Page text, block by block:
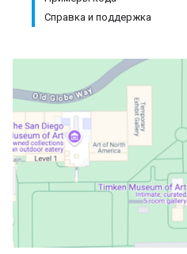
Справка и поддержка